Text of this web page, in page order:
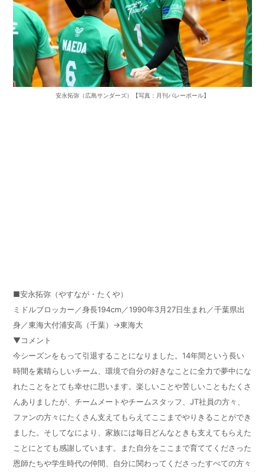
安永拓弥（広島サンダーズ）【写真：月刊バレーボール】
■安永拓弥（やすなが・たくや）
ミドルブロッカー／身長194cm／1990年3月27日生まれ／千葉県出
身／東海大付浦安高（千葉）→東海大
▼コメント
今シーズンをもって引退することになりました。14年間という長い
時間を素晴らしいチーム、環境で自分の好きなことに全力で夢中にな
れたことをとても幸せに思います。楽しいことや苦しいこともたくさ
んありましたが、チームメートやチームスタッフ、JT社員の方々、
ファンの方々にたくさん支えてもらえてここまでやりきることができ
ました。そしてなにより、家族には毎日どんなときも支えてもらえた
ことにとても感謝しています。また自分をここまで育ててくださった
恩師たちや学生時代の仲間、自分に関わってくださったすべての方々